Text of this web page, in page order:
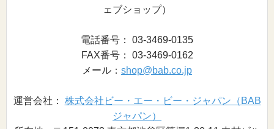
ェブショップ）
電話番号： 03-3469-0135
FAX番号： 03-3469-0162
メール： shop@bab.co.jp
運営会社： 株式会社ビー・エー・ビー・ジャパン（BAB
ジャパン）